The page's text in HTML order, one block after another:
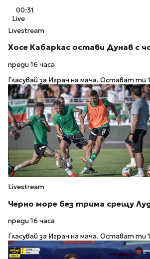
00:31
Live
Livestream
Хосе Кабаркас остави Дунав с
преди 16 часа
Гласувай за Играч на мача. Остават ти
Livestream
Черно море без трима срещу
преди 16 часа
Гласувай за Играч на мача. Остават ти